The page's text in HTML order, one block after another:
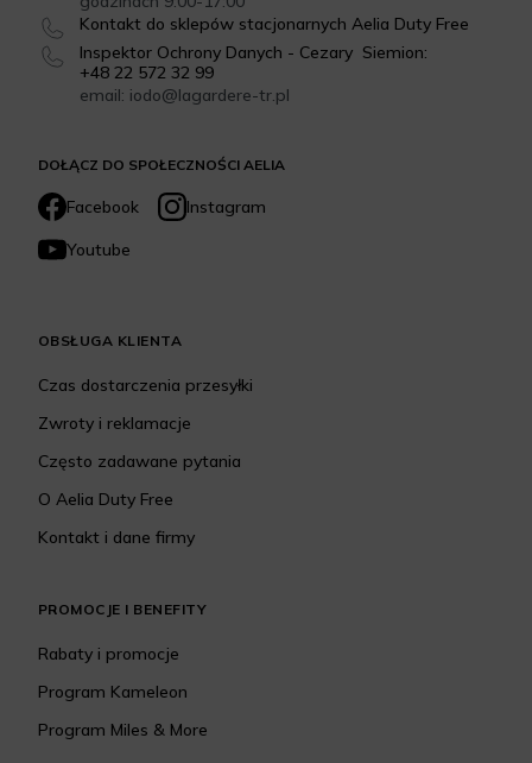
DOŁĄCZ DO SPOŁECZNOŚCI AELIA
Facebook
Instagram
Youtube
Kontakt do sklepów stacjonarnych Aelia Duty Free
Inspektor Ochrony Danych - Cezary Siemion:
+48 22 572 32 99
email: iodo@lagardere-tr.pl
OBSŁUGA KLIENTA
Czas dostarczenia przesyłki
Zwroty i reklamacje
Często zadawane pytania
O Aelia Duty Free
Kontakt i dane firmy
PROMOCJE I BENEFITY
Rabaty i promocje
Program Kameleon
Program Miles & More